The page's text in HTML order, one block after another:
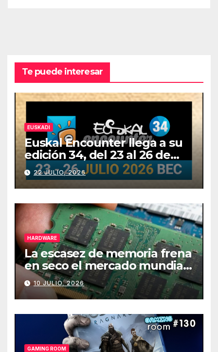
Te puede interesar
EUSKADI
Euskal Encounter llega a su
edición 34, del 23 al 26 de
julio
22 JULIO, 2026
HARDWARE
La escasez de memoria frena
en seco el mercado mundial
de PCs
10 JULIO, 2026
GAMING ROOM